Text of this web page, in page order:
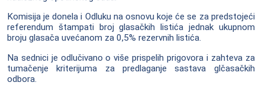
Komisija je donela i Odluku na osnovu koje će se za predstojeći
referendum štampati broj glasačkih listića jednak ukupnom
broju glasača uvećanom za 0,5% rezervnih listića.
Na sednici je odlučivano o više prispelih prigovora i zahteva za
tumačenje kriterijuma za predlaganje sastava glčasačkih
odbora.